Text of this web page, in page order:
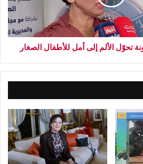
تحوّل الألم إلى أمل للأطفال الصغار